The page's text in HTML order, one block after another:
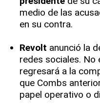
medio de las
en su contra.
Revolt anunció la
redes sociales. No
regresará a la
que Combs
papel operativo o